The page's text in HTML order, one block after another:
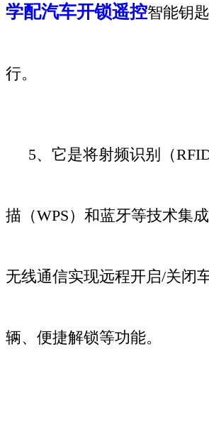
学配汽车开锁遥控智能钥
行。
5、它是将射频识别（
描（WPS）和蓝牙等技术集
无线通信实现远程开启/关闭
辆、便捷解锁等功能。